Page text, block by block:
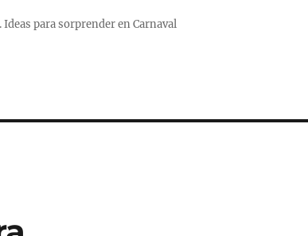
para sorprender en Carnaval